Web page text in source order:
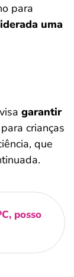
para
uma
garantir
para crianças
que
posso